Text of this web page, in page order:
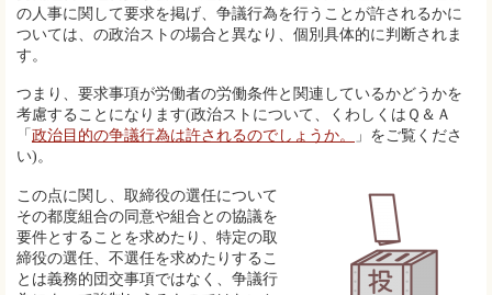
の人事に関して要求を掲げ、争議行為を行うことが許されるかに
ついては、の政治ストの場合と異なり、個別具体的に判断されま
す。
つまり、要求事項が労働者の労働条件と関連しているかどうかを
考慮することになります(政治ストについて、くわしくはＱ＆Ａ
「 政治目的の争議行為は許されるのでしょうか。
」をご覧くださ
い)。
この点に関し、取締役の選任について
その都度組合の同意や組合との協議を
要件とすることを求めたり、特定の取
締役の選任、不選任を求めたりするこ
とは義務的団交事項ではなく、争議行